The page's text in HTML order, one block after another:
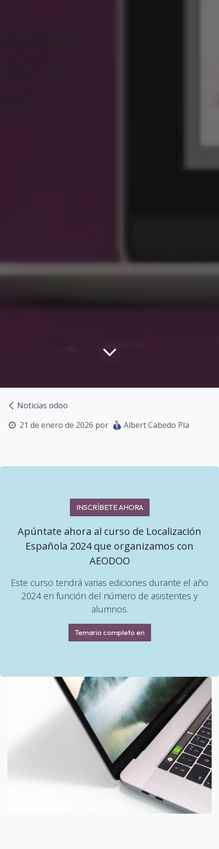
Noticias odoo
21 de enero de 2026 por Albert Cabedo Pla
INSCRÍBETE AHORA
Apúntate ahora al curso de Localización
Española 2024 que organizamos con
AEODOO
Este curso tendrá varias ediciones durante el año
2024 en función del número de asistentes y
alumnos.
Temario completo en